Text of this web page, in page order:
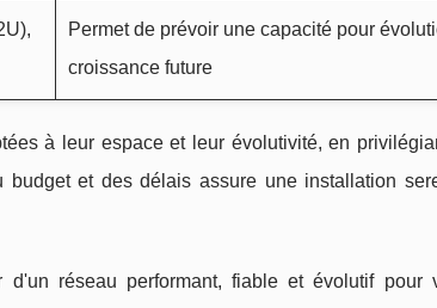
Permet de prévoir une capacité pour
croissance future
à leur espace et leur évolutivité, en
et des délais assure une installation
réseau performant, fiable et évolutif pour